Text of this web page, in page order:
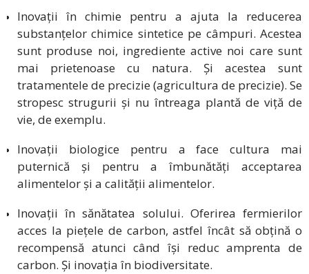
Inovații în chimie pentru a ajuta la reducerea
substanțelor chimice sintetice pe câmpuri. Acestea
sunt produse noi, ingrediente active noi care sunt
mai prietenoase cu natura. Și acestea sunt
tratamentele de precizie (agricultura de precizie). Se
stropesc strugurii și nu întreaga plantă de viță de
vie, de exemplu.
Inovații biologice pentru a face cultura mai
puternică și pentru a îmbunătăți acceptarea
alimentelor și a calității alimentelor.
Inovații în sănătatea solului. Oferirea fermierilor
acces la piețele de carbon, astfel încât să obțină o
recompensă atunci când își reduc amprenta de
carbon. Și inovația în biodiversitate.